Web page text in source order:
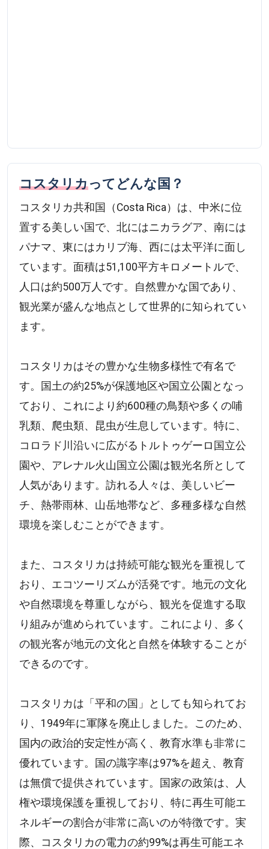
コスタリカってどんな国？
コスタリカ共和国（Costa Rica）は、中米に位
置する美しい国で、北にはニカラグア、南には
パナマ、東にはカリブ海、西には太平洋に面し
ています。面積は51,100平方キロメートルで、
人口は約500万人です。自然豊かな国であり、
観光業が盛んな地点として世界的に知られてい
ます。
コスタリカはその豊かな生物多様性で有名で
す。国土の約25%が保護地区や国立公園となっ
ており、これにより約600種の鳥類や多くの哺
乳類、爬虫類、昆虫が生息しています。特に、
コロラド川沿いに広がるトルトゥゲーロ国立公
園や、アレナル火山国立公園は観光名所として
人気があります。訪れる人々は、美しいビー
チ、熱帯雨林、山岳地帯など、多種多様な自然
環境を楽しむことができます。
また、コスタリカは持続可能な観光を重視して
おり、エコツーリズムが活発です。地元の文化
や自然環境を尊重しながら、観光を促進する取
り組みが進められています。これにより、多く
の観光客が地元の文化と自然を体験することが
できるのです。
コスタリカは「平和の国」としても知られてお
り、1949年に軍隊を廃止しました。このため、
国内の政治的安定性が高く、教育水準も非常に
優れています。国の識字率は97%を超え、教育
は無償で提供されています。国家の政策は、人
権や環境保護を重視しており、特に再生可能エ
ネルギーの割合が非常に高いのが特徴です。実
際、コスタリカの電力の約99%は再生可能エネ